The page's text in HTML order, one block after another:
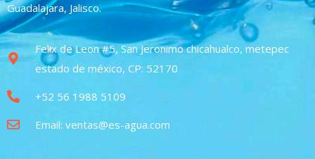
Guadalajara, Jalisco.
Felix de Leon #5, San Jeronimo chicahualco, metepec
estado de méxico, CP: 52170
+52 56 1988 5109
Email: ventas@es-agua.com